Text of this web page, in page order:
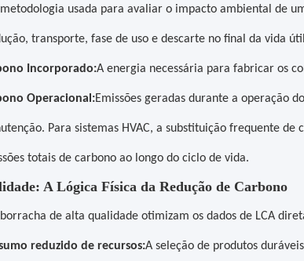
usada para avaliar o impacto ambiental de
transporte, fase de uso e descarte no final da vida
Incorporado:A energia necessária para fabricar os
Operacional:Emissões geradas durante a operação
Para sistemas HVAC, a substituição frequente
totais de carbono ao longo do ciclo de vida.
A Lógica Física da Redução de Carbono
de alta qualidade otimizam os dados de LCA
reduzido de recursos:A seleção de produtos